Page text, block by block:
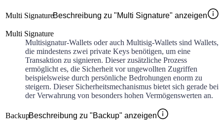
Multi SignatureBeschreibung zu "Multi Signature" anzeigen
Multi Signature
Multisignatur-Wallets oder auch Multisig-Wallets sind Wallets,
die mindestens zwei private Keys benötigen, um eine
Transaktion zu signieren. Dieser zusätzliche Prozess
ermöglicht es, die Sicherheit vor ungewollten Zugriffen
beispielsweise durch persönliche Bedrohungen enorm zu
steigern. Dieser Sicherheitsmechanismus bietet sich gerade bei
der Verwahrung von besonders hohen Vermögenswerten an.
BackupBeschreibung zu "Backup" anzeigen